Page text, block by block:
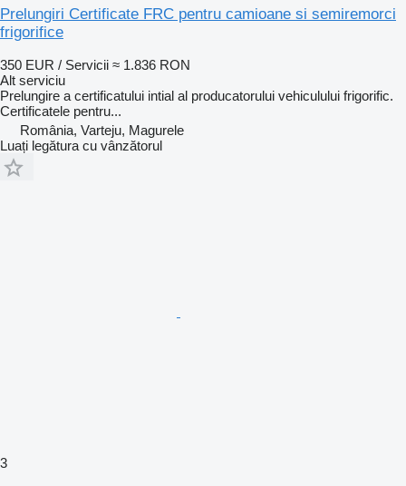
Prelungiri Certificate FRC pentru camioane si semiremorci
frigorifice
350 EUR / Servicii ≈ 1.836 RON
Alt serviciu
​Prelungire a certificatului intial al producatorului vehiculului frigorific.
Certificatele pentru...
România, Varteju, Magurele
Luați legătura cu vânzătorul
3